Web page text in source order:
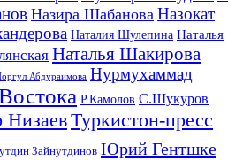
Назира Шабанова Назокат
Наталия Шулепина Наталья
Наталья Шакирова
Абдураимова Нурмухаммад
Р.Камолов С.Шукуров
НизаевТуркистон-пресс
Зайнутдинов Юрий Гентшке